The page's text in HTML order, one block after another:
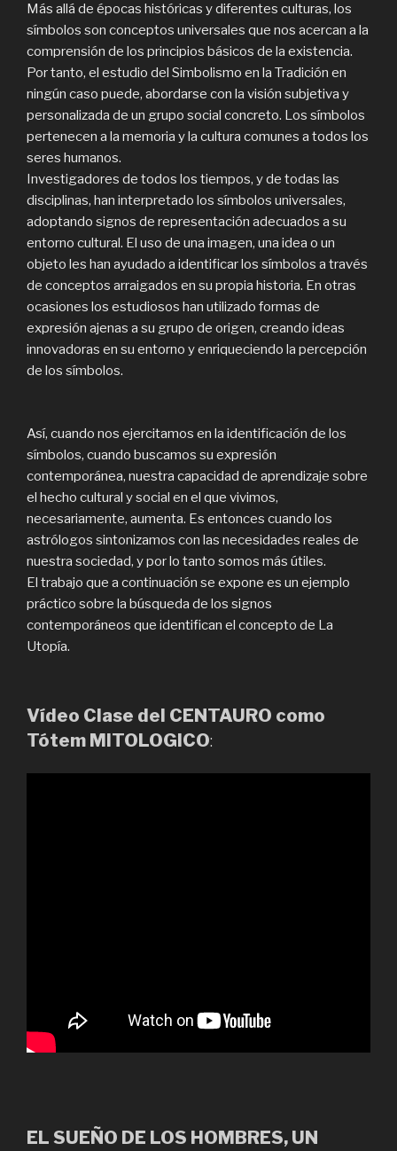
Más allá de épocas históricas y diferentes culturas, los
símbolos son conceptos universales que nos acercan a la
comprensión de los principios básicos de la existencia.
Por tanto, el estudio del Simbolismo en la Tradición en
ningún caso puede, abordarse con la visión subjetiva y
personalizada de un grupo social concreto. Los símbolos
pertenecen a la memoria y la cultura comunes a todos los
seres humanos.
Investigadores de todos los tiempos, y de todas las
disciplinas, han interpretado los símbolos universales,
adoptando signos de representación adecuados a su
entorno cultural. El uso de una imagen, una idea o un
objeto les han ayudado a identificar los símbolos a través
de conceptos arraigados en su propia historia. En otras
ocasiones los estudiosos han utilizado formas de
expresión ajenas a su grupo de origen, creando ideas
innovadoras en su entorno y enriqueciendo la percepción
de los símbolos.
Así, cuando nos ejercitamos en la identificación de los
símbolos, cuando buscamos su expresión
contemporánea, nuestra capacidad de aprendizaje sobre
el hecho cultural y social en el que vivimos,
necesariamente, aumenta. Es entonces cuando los
astrólogos sintonizamos con las necesidades reales de
nuestra sociedad, y por lo tanto somos más útiles.
El trabajo que a continuación se expone es un ejemplo
práctico sobre la búsqueda de los signos
contemporáneos que identifican el concepto de La
Utopía.
Vídeo Clase del CENTAURO como
Tótem MITOLOGICO:
EL SUEÑO DE LOS HOMBRES, UN